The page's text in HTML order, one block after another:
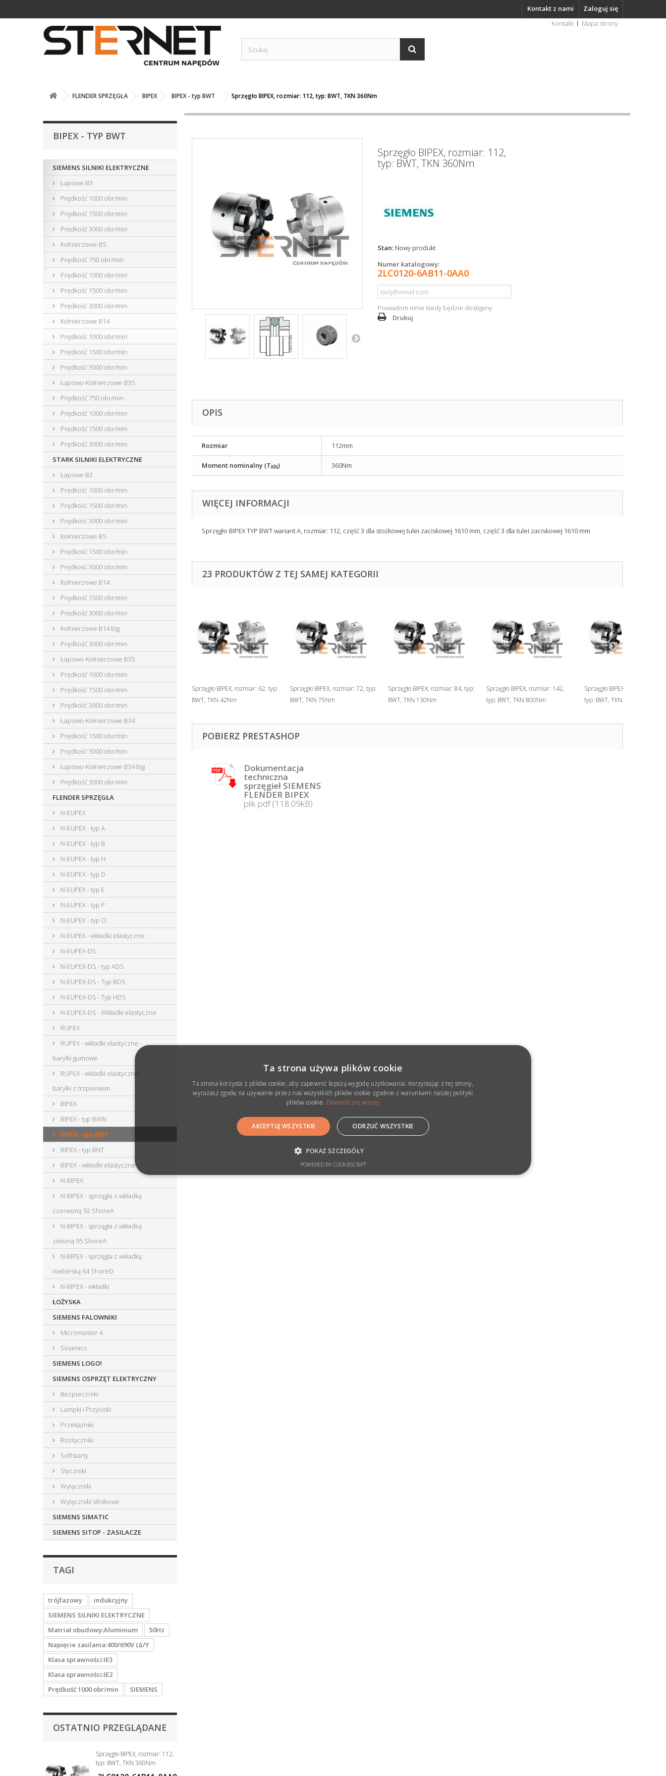
Zaloguj się
Kontakt z nami
Kontakt
Mapa strony
FLENDER SPRZĘGŁA BIPEX BIPEX - typ BWT Sprzęgło BIPEX, rozmiar: 112, typ: BWT, TKN 360Nm
BIPEX - TYP BWT
SIEMENS SILNIKI ELEKTRYCZNE
Łapowe B3
Prędkość 1000 obr/min
Prędkość 1500 obr/min
Prędkość 3000 obr/min
Kołnierzowe B5
Prędkość 750 obr/min
Prędkość 1000 obr/min
Prędkość 1500 obr/min
Prędkość 3000 obr/min
Kołnierzowe B14
Prędkość 1000 obr/min
Prędkość 1500 obr/min
Prędkość 3000 obr/min
Łapowo-Kołnierzowe B35
Prędkość 750 obr/min
Prędkość 1000 obr/min
Prędkość 1500 obr/min
Prędkość 3000 obr/min
STARK SILNIKI ELEKTRYCZNE
Łapowe B3
Prędkość 1000 obr/min
Prędkość 1500 obr/min
Prędkość 3000 obr/min
Kołnierzowe B5
Prędkość 1500 obr/min
Prędkość 3000 obr/min
Kołnierzowe B14
Prędkość 1500 obr/min
Prędkość 3000 obr/min
Kołnierzowe B14 big
Prędkość 3000 obr/min
Łapowo-Kołnierzowe B35
Prędkość 1000 obr/min
Prędkość 1500 obr/min
Prędkość 3000 obr/min
Łapowo-Kołnierzowe B34
Prędkość 1500 obr/min
Prędkość 3000 obr/min
Łapowo-Kołnierzowe B34 big
Prędkość 3000 obr/min
FLENDER SPRZĘGŁA
N-EUPEX
N-EUPEX - typ A
N-EUPEX - typ B
N-EUPEX - typ H
N-EUPEX - typ D
N-EUPEX - typ E
N-EUPEX - typ P
N-EUPEX - typ O
N-EUPEX - wkładki elastyczne
N-EUPEX-DS
N-EUPEX-DS - typ ADS
N-EUPEX-DS - Typ BDS
N-EUPEX-DS - Typ HDS
N-EUPEX-DS - Wkładki elastyczne
RUPEX
RUPEX - wkładki elastyczne -
baryłki gumowe
RUPEX - wkładki elastyczne -
baryłki z trzpieniem
BIPEX
BIPEX - typ BWN
BIPEX - typ BWT
BIPEX - typ BNT
BIPEX - wkładki elastyczne
N-BIPEX
N-BIPEX - sprzęgła z wkładką
czerwoną 92 ShoreA
N-BIPEX - sprzęgła z wkładką
zieloną 95 ShoreA
N-BIPEX - sprzęgła z wkładką
niebieską 64 ShoreD
N-BIPEX - wkładki
ŁOŻYSKA
SIEMENS FALOWNIKI
Micromaster 4
Sinamics
SIEMENS LOGO!
SIEMENS OSPRZĘT ELEKTRYCZNY
Bezpieczniki
Lampki i Przyciski
Przekaźniki
Rozłączniki
Softstarty
Styczniki
Wyłączniki
Wyłączniki silnikowe
SIEMENS SIMATIC
SIEMENS SITOP - ZASILACZE
TAGI
trójfazowy
indukcyjny
SIEMENS SILNIKI ELEKTRYCZNE
Matriał obudowy:Aluminium
50Hz
Napięcie zasilania:400/690V (Δ/Y
Klasa sprawności:IE3
Klasa sprawności:IE2
Prędkość 1000 obr/min
SIEMENS
OSTATNIO PRZEGLĄDANE
Sprzęgło BIPEX, rozmiar: 112,
typ: BWT, TKN 360Nm
Sprzęgło BIPEX, rozmiar: 112,
typ: BWT, TKN 360Nm
Stan: Nowy produkt
Numer katalogowy:
2LC0120-6AB11-0AA0
Powiadom mnie kiedy będzie dostępny
Drukuj
OPIS
Rozmiar 112mm
Moment nominalny (T KN) 360Nm
WIĘCEJ INFORMACJI
Sprzęgło BIPEX TYP BWT wariant A, rozmiar: 112, część 3 dla stożkowej tulei zaciskowej 1610 mm, część 3 dla tulei zaciskowej 1610 mm
23 PRODUKTÓW Z TEJ SAMEJ KATEGORII
Sprzęgło BIPEX, rozmiar: 62, typ:
BWT, TKN 42Nm
Sprzęgło BIPEX, rozmiar: 72, typ:
BWT, TKN 75Nm
Sprzęgło BIPEX, rozmiar: 84, typ:
BWT, TKN 130Nm
Sprzęgło BIPEX, rozmiar: 142,
typ: BWT, TKN 800Nm
Sprzęgło BIPEX, rozmiar: 182,
typ: BWT, TKN 1750Nm
POBIERZ PRESTASHOP
Dokumentacja
techniczna
sprzęgieł SIEMENS
FLENDER BIPEX
plik pdf (118.09kB)
Ta strona używa plików cookie
Ta strona korzysta z plików cookie, aby zapewnić lepszą wygodę użytkowania. Korzystając z tej strony,
wyrażasz zgodę na używanie przez nas wszystkich plików cookie zgodnie z warunkami naszej polityki
plików cookie. Dowiedz się więcej
AKCEPTUJ WSZYSTKIE ODRZUĆ WSZYSTKIE
POKAŻ SZCZEGÓŁY
POWERED BY COOKIESCRIPT